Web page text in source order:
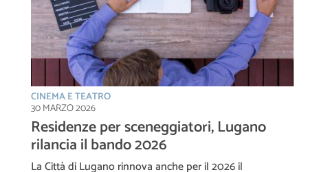
CINEMA E TEATRO
30 MARZO 2026
Residenze per sceneggiatori, Lugano
rilancia il bando 2026
La Città di Lugano rinnova anche per il 2026 il